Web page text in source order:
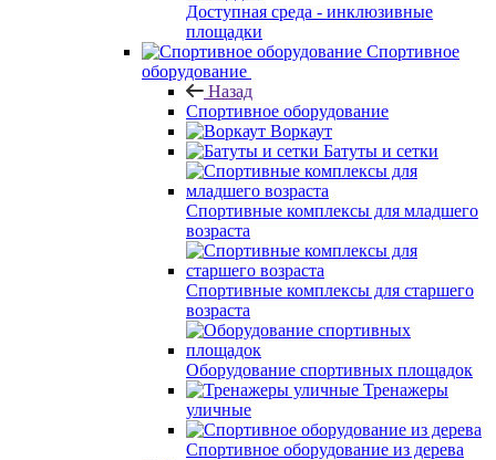
Доступная среда - инклюзивные
площадки
Спортивное
оборудование
Назад
Спортивное оборудование
Воркаут
Батуты и сетки
Спортивные комплексы для младшего
возраста
Спортивные комплексы для старшего
возраста
Оборудование спортивных площадок
Тренажеры
уличные
Спортивное оборудование из дерева